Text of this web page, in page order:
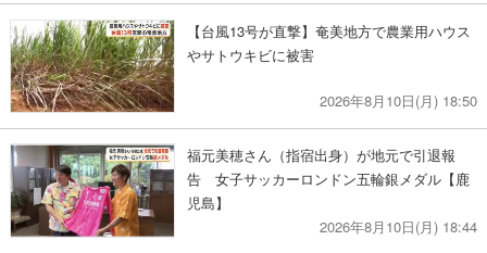
【台風13号が直撃】奄美地方で農業用ハウス
やサトウキビに被害
2026年8月10日(月) 18:50
福元美穂さん（指宿出身）が地元で引退報
告 女子サッカーロンドン五輪銀メダル【鹿
児島】
2026年8月10日(月) 18:44